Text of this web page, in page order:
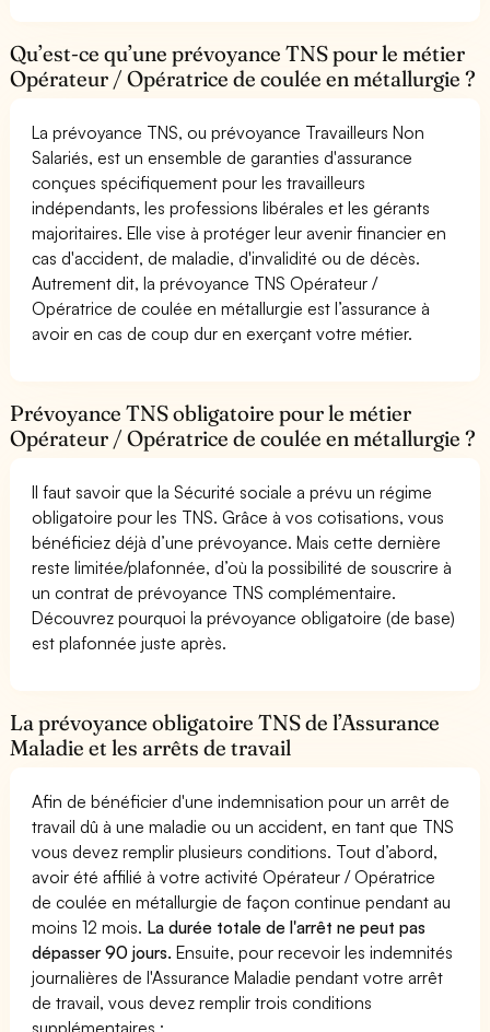
Qu’est-ce qu’une prévoyance TNS pour le métier
Opérateur / Opératrice de coulée en métallurgie ?
La prévoyance TNS, ou prévoyance Travailleurs Non
Salariés, est un ensemble de garanties d'assurance
conçues spécifiquement pour les travailleurs
indépendants, les professions libérales et les gérants
majoritaires. Elle vise à protéger leur avenir financier en
cas d'accident, de maladie, d'invalidité ou de décès.
Autrement dit, la prévoyance TNS Opérateur /
Opératrice de coulée en métallurgie est l’assurance à
avoir en cas de coup dur en exerçant votre métier.
Prévoyance TNS obligatoire pour le métier
Opérateur / Opératrice de coulée en métallurgie ?
Il faut savoir que la Sécurité sociale a prévu un régime
obligatoire pour les TNS. Grâce à vos cotisations, vous
bénéficiez déjà d’une prévoyance. Mais cette dernière
reste limitée/plafonnée, d’où la possibilité de souscrire à
un contrat de prévoyance TNS complémentaire.
Découvrez pourquoi la prévoyance obligatoire (de base)
est plafonnée juste après.
La prévoyance obligatoire TNS de l’Assurance
Maladie et les arrêts de travail
Afin de bénéficier d'une indemnisation pour un arrêt de
travail dû à une maladie ou un accident, en tant que TNS
vous devez remplir plusieurs conditions. Tout d’abord,
avoir été affilié à votre activité Opérateur / Opératrice
de coulée en métallurgie de façon continue pendant au
moins 12 mois. La durée totale de l'arrêt ne peut pas
dépasser 90 jours. Ensuite, pour recevoir les indemnités
journalières de l'Assurance Maladie pendant votre arrêt
de travail, vous devez remplir trois conditions
supplémentaires :